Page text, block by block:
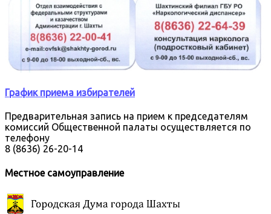
График приема избирателей
Предварительная запись на прием к председателям
комиссий Общественной палаты осуществляется по
телефону
8 (8636) 26-20-14
Местное самоуправление